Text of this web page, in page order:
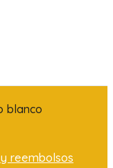
reembolsos